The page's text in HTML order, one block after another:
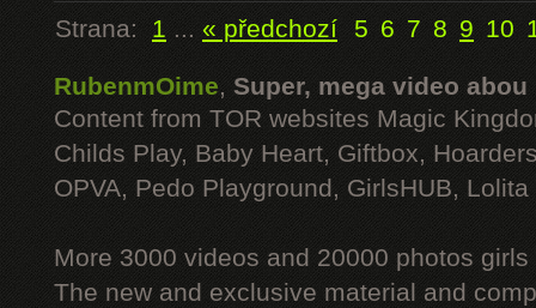
Strana: 1 ... « předchozí 5 6 7 8 9 10
RubenmOime, Super, mega video abou
Content from TOR websites Magic
Childs Play, Baby Heart, Giftbox,
OPVA, Pedo Playground, GirlsHUB, Lolita
More 3000 videos and 20000 photos
The new and exclusive material and